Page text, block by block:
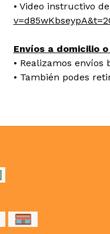
• Video instructivo
Envíos a domicilio
• Realizamos
• También podes